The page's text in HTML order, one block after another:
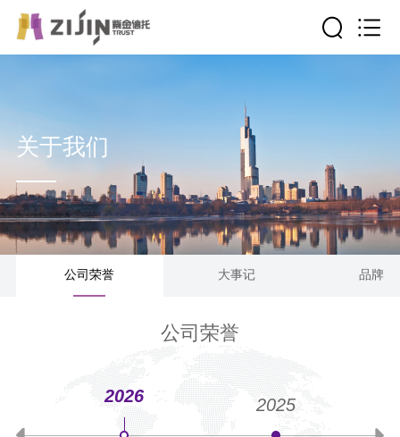
关于我们
公司荣誉 大事记 品牌专
公司荣誉
2026 2025